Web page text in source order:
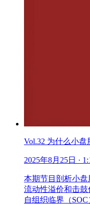
Vol.32 为什么小盘
2025年8月25日 ·
本期节目剖析小
流动性溢价和击
自组织临界（